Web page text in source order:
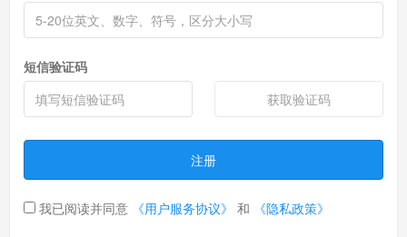
短信验证码
获取验证码
注册
我已阅读并同意 《用户服务协议》 和 《隐私政策》